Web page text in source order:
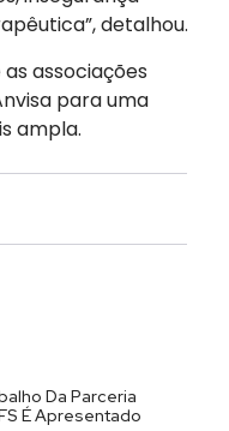
detalhou.
associações
para uma
ampla.
Da Parceria
É Apresentado